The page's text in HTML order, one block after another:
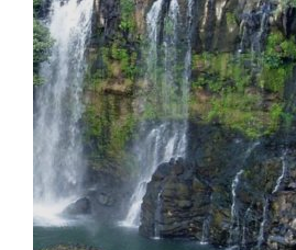
Artisanat-Les céréales